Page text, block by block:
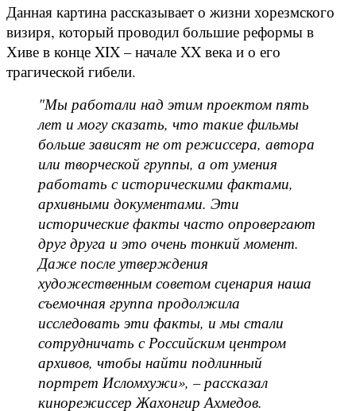
Данная картина рассказывает о жизни хорезмского
визиря, который проводил большие реформы в
Хиве в конце XIX – начале XX века и о его
трагической гибели.
"Мы работали над этим проектом пять
лет и могу сказать, что такие фильмы
больше зависят не от режиссера, автора
или творческой группы, а от умения
работать с историческими фактами,
архивными документами. Эти
исторические факты часто опровергают
друг друга и это очень тонкий момент.
Даже после утверждения
художественным советом сценария наша
съемочная группа продолжила
исследовать эти факты, и мы стали
сотрудничать с Российским центром
архивов, чтобы найти подлинный
портрет Исломхужи», – рассказал
кинорежиссер Жахонгир Ахмедов.